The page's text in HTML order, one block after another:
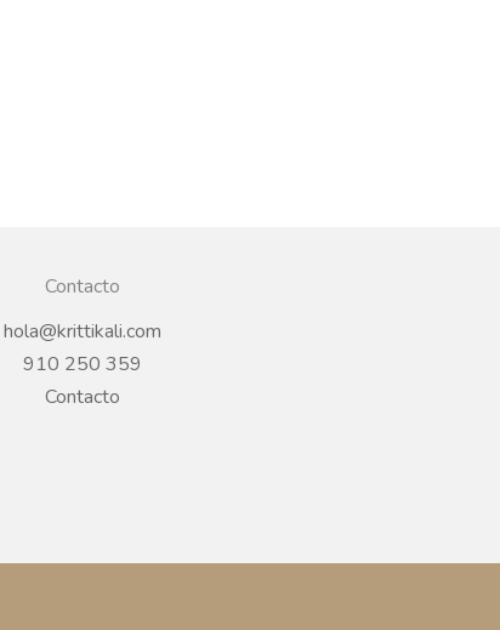
Contacto
hola@krittikali.com
910 250 359
Contacto